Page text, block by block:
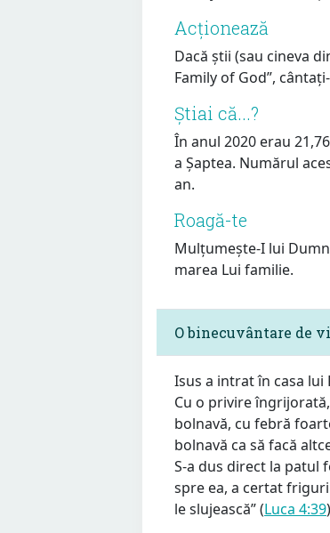
Acționează
Dacă știi (sau cineva
Family of God”,
Știai că...?
În anul 2020 erau
a Șaptea. Numărul
an.
Roagă-te
Mulțumește-I lui
marea Lui familie.
O binecuvântare de
Isus a intrat în casa lui
Cu o privire
bolnavă, cu febră
bolnavă ca să facă
S-a dus direct la patul
spre ea, a certat
le slujească” (Luca 4:39